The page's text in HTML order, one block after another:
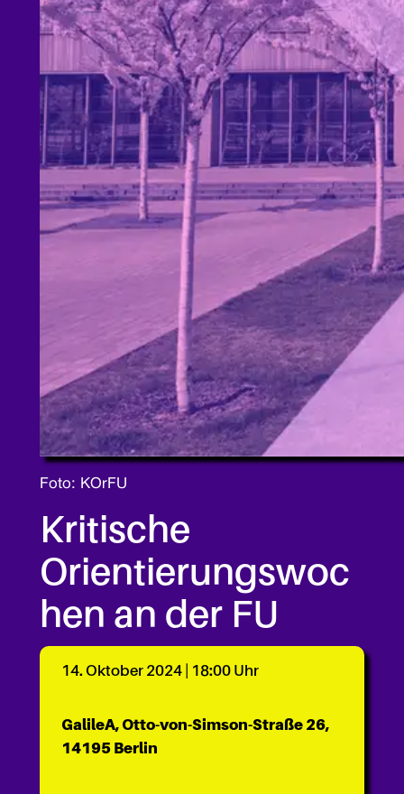
Foto: KOrFU
Kritische
Orientierungswoc
hen an der FU
14. Oktober 2024 | 18:00 Uhr
GalileA, Otto-von-Simson-Straße 26,
14195 Berlin